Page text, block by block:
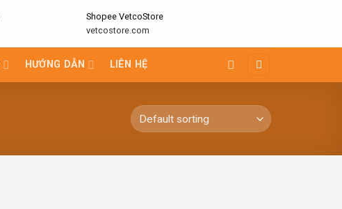
Shopee VetcoStore
vetcostore.com
HƯỚNG DẪN LIÊN HỆ